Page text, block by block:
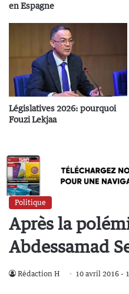
en Espagne
Législatives 2026: pourquoi
Fouzi Lekjaa